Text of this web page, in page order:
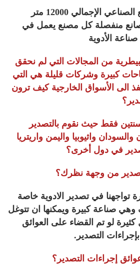
ومساحة المجمع الصناعي الإجمالي 12000 متر
الى 5 مصانع منفصلة كل مصنع يعمل في
الأدوية
من المجالات التي لم نحقق
كبيرة وشركات قليلة هي التي
الى الأسواق الخارجية كيف ترون
فقط حيث نقوم بالتصدير
واثيوبيا واليمن واريتريا
في دول أخرى؟
من وجهة نظرك؟
تواجهنا في تصدير الادوية خاصة
وهي صناعة كبيرة ويمكنها ان تتوغل
لو تم القضاء على العوائق
بإجراءات التصدير.
إجراءات التصدير؟